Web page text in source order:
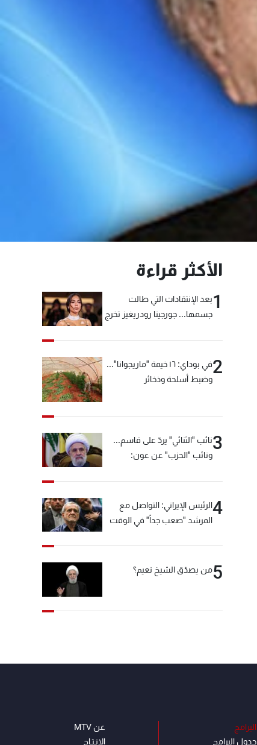
الأكثر قراءة
1بعد الإنتقادات التي طالت
جسمها... جورجينا رودريغيز تخرج
2
في بوداي: ١٦ خيمة "ماريجوانا"...
وضبط أسلحة وذخائر
3نائب "الثنائي" يردّ على قاسم...
ونائب "الحزب" عن عون:
4الرئيس الإيراني: التواصل مع
المرشد "صعب جداً" في الوقت
5من يصدّق الشيخ نعيم؟
البرامج
جدول البرامج
عن MTV
الإنـتـاج